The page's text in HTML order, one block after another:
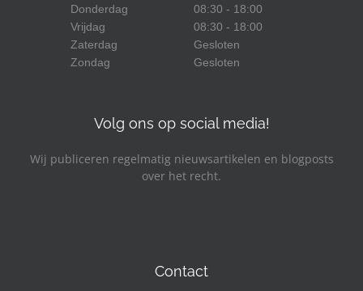
Donderdag
08:30 - 18:00
Vrijdag
08:30 - 18:00
Zaterdag
Gesloten
Zondag
Gesloten
Volg ons op social media!
Wij publiceren regelmatig nieuwsartikelen en blogposts
over het recht.
Contact